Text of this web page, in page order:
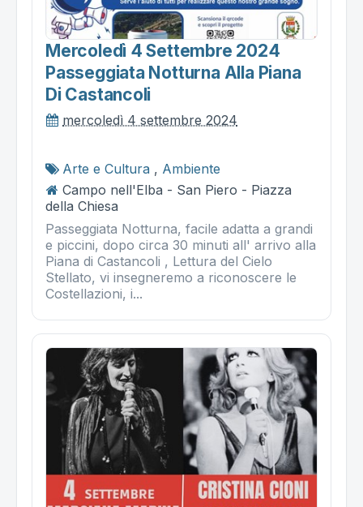
Mercoledì 4 Settembre 2024
Passeggiata Notturna Alla Piana
Di Castancoli
mercoledì 4 settembre 2024
Arte e Cultura , Ambiente
Campo nell'Elba - San Piero - Piazza
della Chiesa
Passeggiata Notturna, facile adatta a grandi
e piccini, dopo circa 30 minuti all' arrivo alla
Piana di Castancoli , Lettura del Cielo
Stellato, vi insegneremo a riconoscere le
Costellazioni, i...